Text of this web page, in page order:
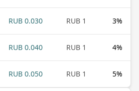
3%
1 RUB
0.030 RUB
4%
1 RUB
0.040 RUB
5%
1 RUB
0.050 RUB